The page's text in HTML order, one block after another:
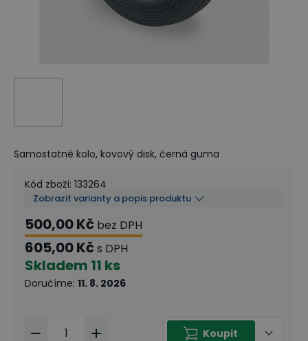
Samostatné kolo, kovový disk, černá guma
Kód zboží: 133264
Zobrazit varianty a popis produktu
500,00 Kč bez DPH
605,00 Kčs DPH
Skladem 11 ks
Doručíme: 11. 8. 2026
Koupit